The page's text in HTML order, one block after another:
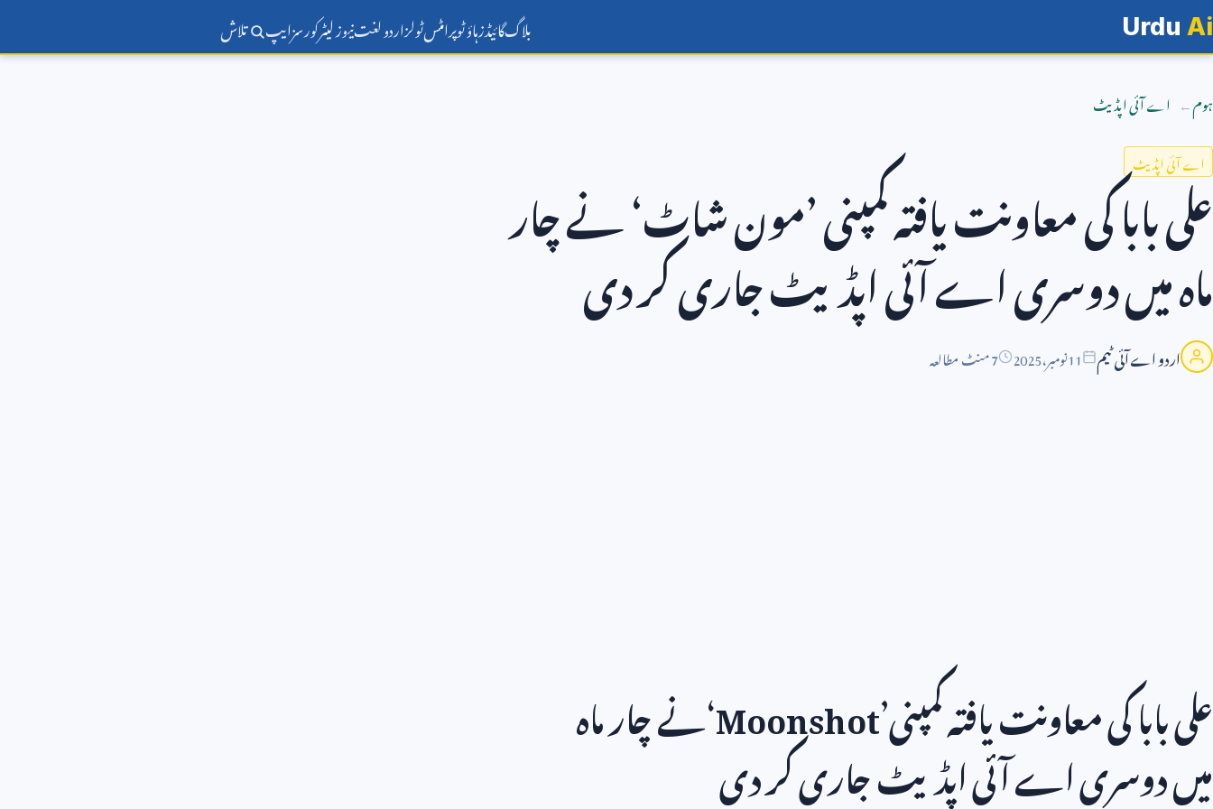
Urdu Ai بلاگگائیڈزہاؤ ٹوپرامٹسٹولزاردو لغتنیوز لیٹرکورسزایپ تلاش
ہوم اے آئی اپڈیٹ
اے آئی اپڈیٹ
علی بابا کی معاونت یافتہ کمپنی ’مون شاٹ‘ نے چار
ماہ میں دوسری اے آئی اپڈیٹ جاری کر دی
اردو اے آئی ٹیم 11نومبر،2025 7 منٹ مطالعہ
علی بابا کی معاونت یافتہ کمپنی’Moonshot‘نے چار ماہ
میں دوسری اے آئی اپڈیٹ جاری کر دی